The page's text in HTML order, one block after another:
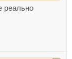
реально